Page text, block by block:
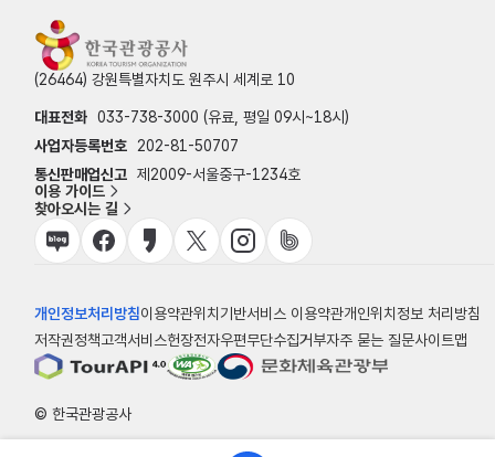
(26464) 강원특별자치도 원주시 세계로 10
대표전화 033-738-3000 (유료, 평일 09시~18시)
사업자등록번호
202-81-50707
통신판매업신고 제2009-서울중구-1234호
이용 가이드
찾아오시는 길
개인정보처리방침이용약관위치기반서비스 이용약관개인위치정보 처리방침
저작권정책고객서비스헌장전자우편무단수집거부자주 묻는 질문사이트맵
© 한국관광공사